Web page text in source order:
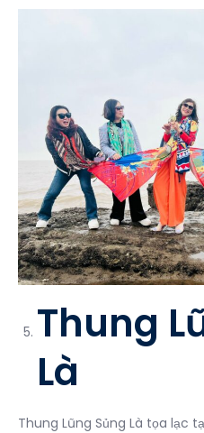
Thung
Là
Thung Lũng Sủng Là tọa lạc